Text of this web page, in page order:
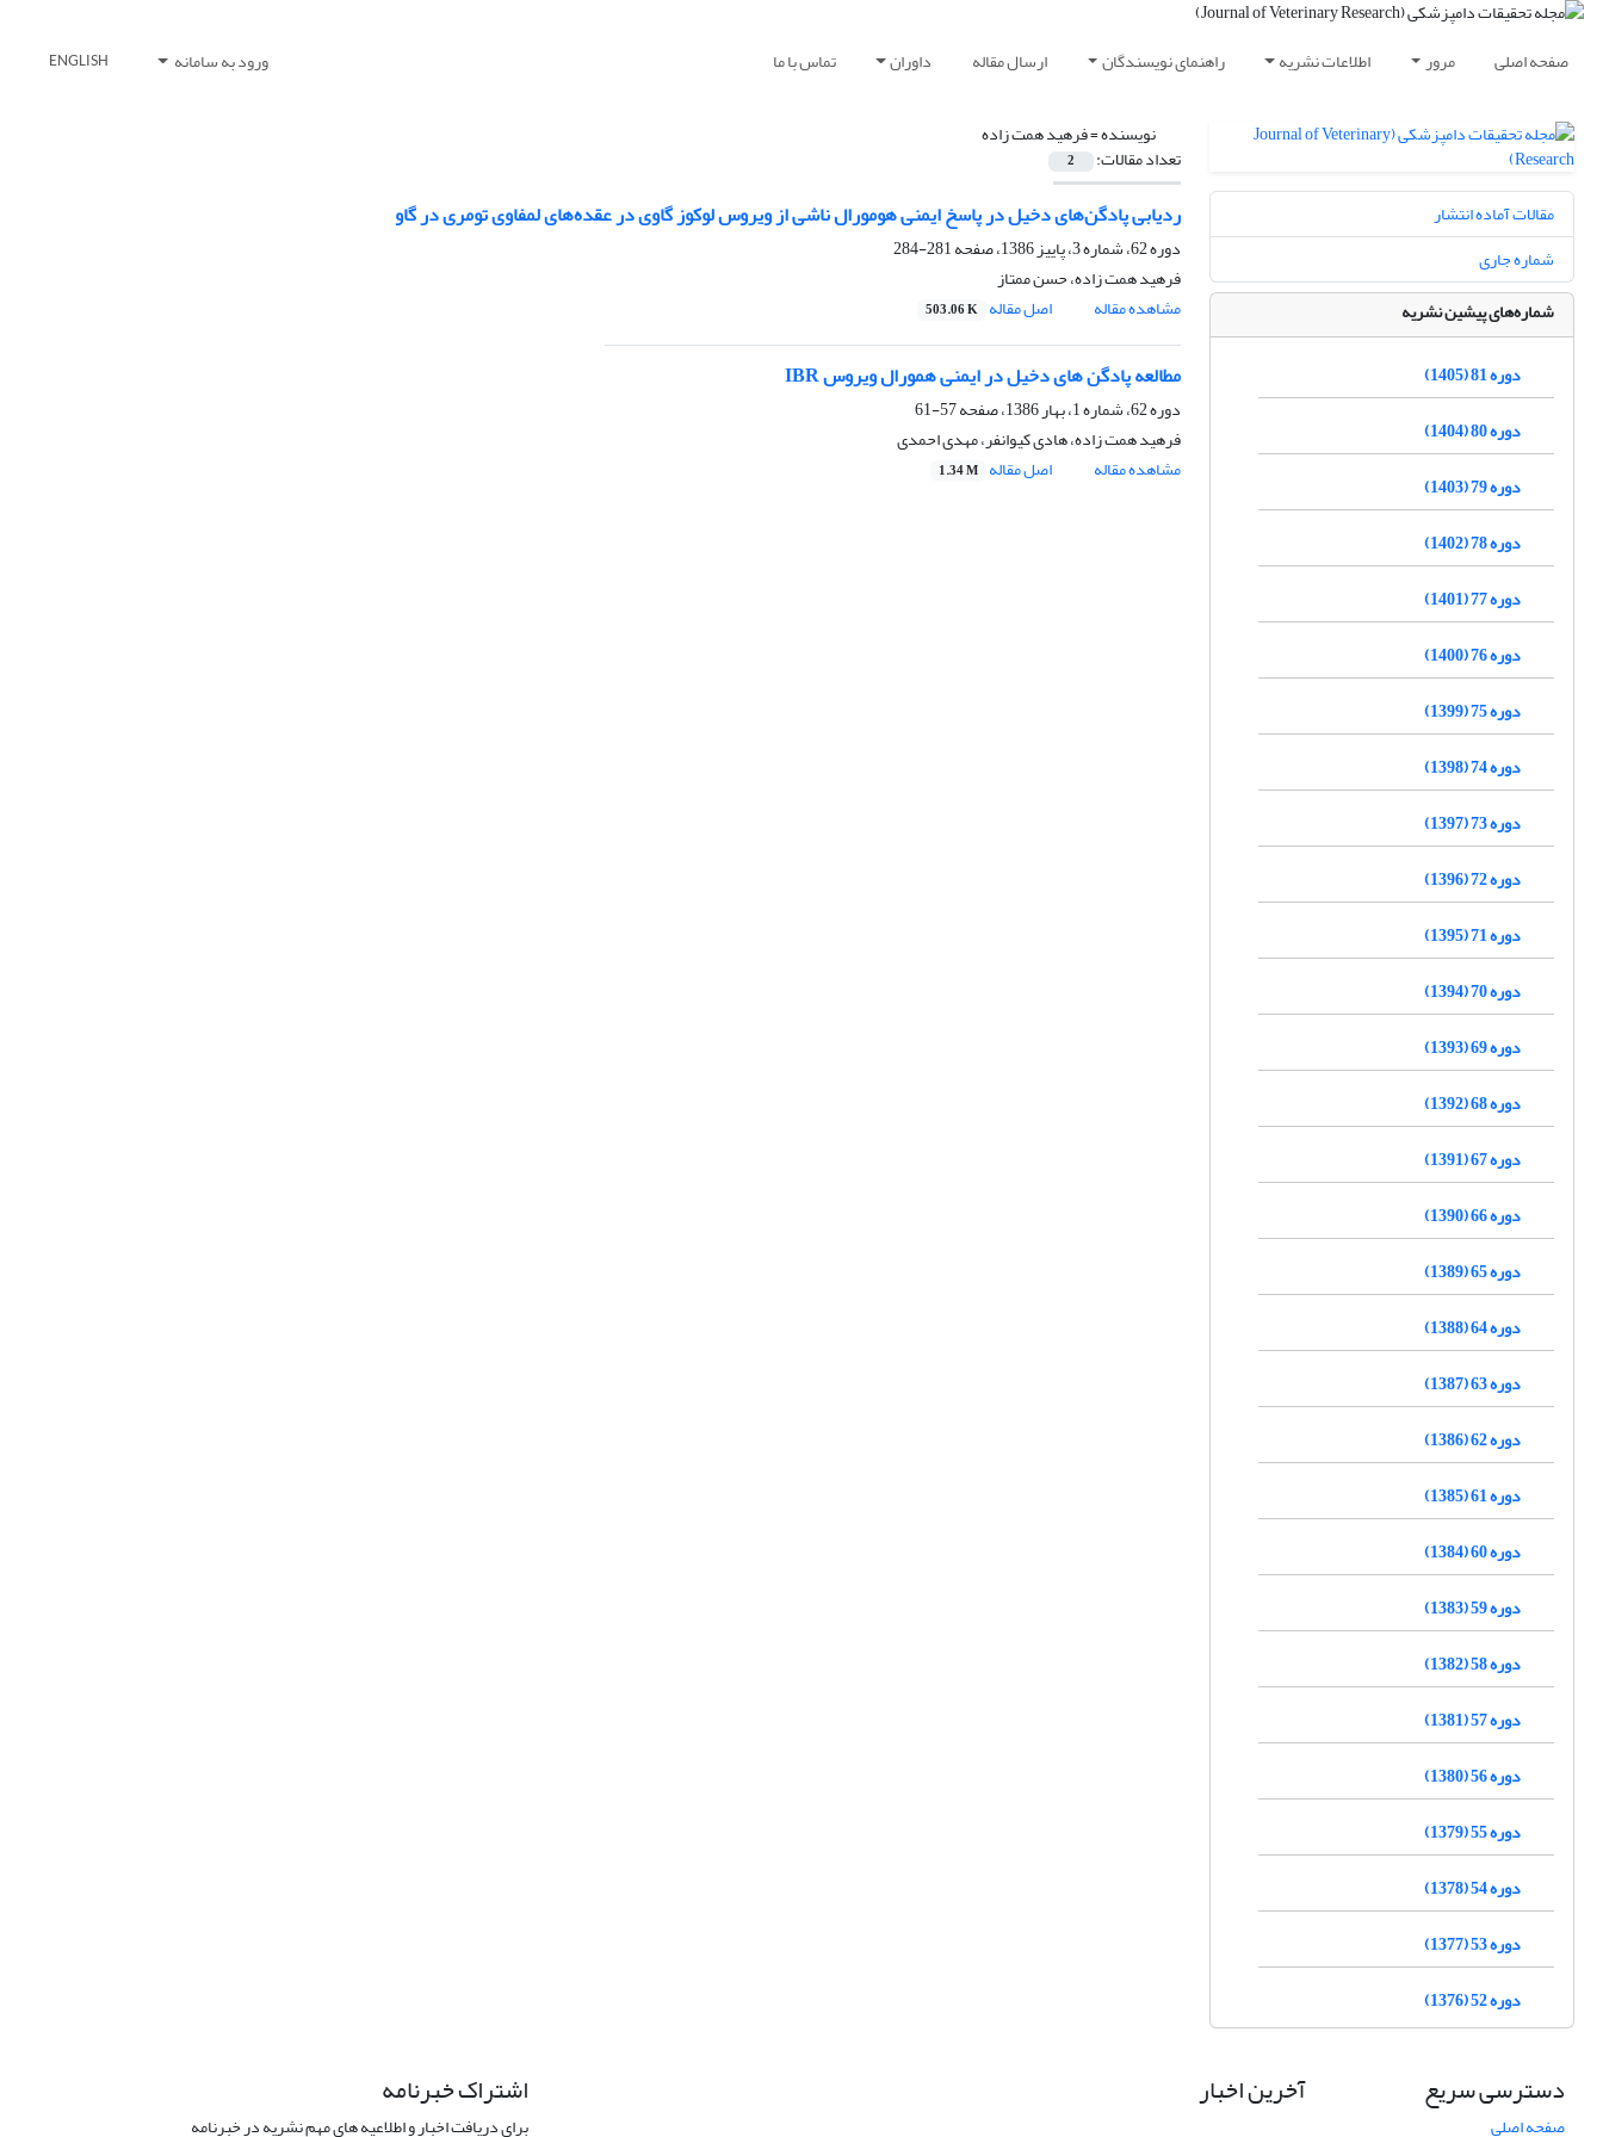
صفحه اصلی مرور اطلاعات نشریه راهنمای نویسندگان ارسال مقاله داوران تماس با ما ورود به سامانه ENGLISH
نویسنده =فرهید همت زاده
تعداد مقالات: 2
ردیابی پادگن‌های دخیل در پاسخ ایمنی هومورال ناشی از ویروس لوکوز گاوی در عقده‌های لمفاوی تومری در گاو
دوره 62، شماره 3، پاییز 1386، صفحه
281-284
فرهید همت زاده، حسن ممتاز
مشاهده مقاله
اصل مقاله 503.06 K
مطالعه پادگن های دخیل در ایمنی همورال ویروس IBR
دوره 62، شماره 1، بهار 1386، صفحه
57-61
فرهید همت زاده، هادی کیوانفر، مهدی احمدی
مشاهده مقاله
اصل مقاله 1.34 M
مقالات آماده انتشار
شماره جاری
شماره‌های پیشین نشریه
دوره 81 (1405)
دوره 80 (1404)
دوره 79 (1403)
دوره 78 (1402)
دوره 77 (1401)
دوره 76 (1400)
دوره 75 (1399)
دوره 74 (1398)
دوره 73 (1397)
دوره 72 (1396)
دوره 71 (1395)
دوره 70 (1394)
دوره 69 (1393)
دوره 68 (1392)
دوره 67 (1391)
دوره 66 (1390)
دوره 65 (1389)
دوره 64 (1388)
دوره 63 (1387)
دوره 62 (1386)
دوره 61 (1385)
دوره 60 (1384)
دوره 59 (1383)
دوره 58 (1382)
دوره 57 (1381)
دوره 56 (1380)
دوره 55 (1379)
دوره 54 (1378)
دوره 53 (1377)
دوره 52 (1376)
دسترسی سریع
صفحه اصلی
آخرین اخبار اشتراک خبرنامه
برای دریافت اخبار و اطلاعیه های مهم نشریه در خبرنامه